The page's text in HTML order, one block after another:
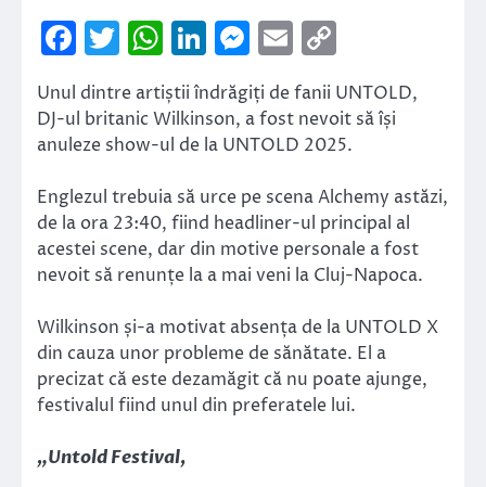
Facebook
Twitter
WhatsApp
LinkedIn
Messenger
Email
Link
Unul dintre artiștii îndrăgiți de fanii UNTOLD,
DJ-ul britanic Wilkinson, a fost nevoit să își
anuleze show-ul de la UNTOLD 2025.
Englezul trebuia să urce pe scena Alchemy astăzi,
de la ora 23:40, fiind headliner-ul principal al
acestei scene, dar din motive personale a fost
nevoit să renunțe la a mai veni la Cluj-Napoca.
Wilkinson și-a motivat absența de la UNTOLD X
din cauza unor probleme de sănătate. El a
precizat că este dezamăgit că nu poate ajunge,
festivalul fiind unul din preferatele lui.
„Untold Festival,